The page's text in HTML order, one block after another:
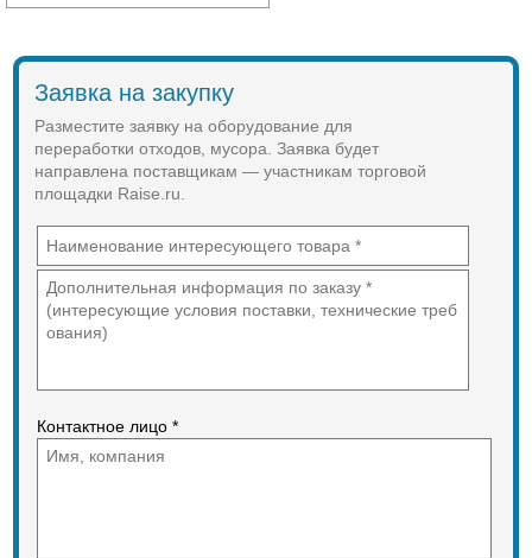
Заявка на закупку
Разместите заявку на оборудование для
переработки отходов, мусора. Заявка будет
направлена поставщикам — участникам торговой
площадки Raise.ru.
Контактное лицо *